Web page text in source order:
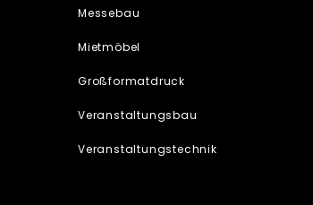
Messebau
Mietmöbel
Großformatdruck
Veranstaltungsbau
Veranstaltungstechnik